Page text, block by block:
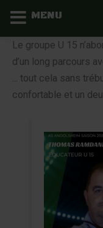
Aller
contenu
Le groupe U 15
d’un long parcours
... tout cela sans
confortable et un
MENU